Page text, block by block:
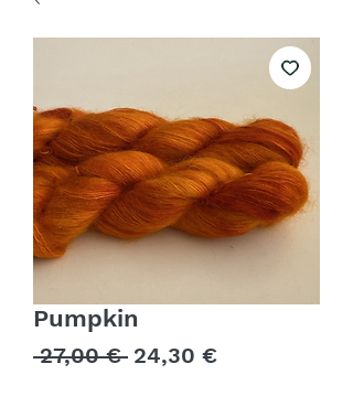
Pumpkin
27,00 € Precio
24,30 €Precio